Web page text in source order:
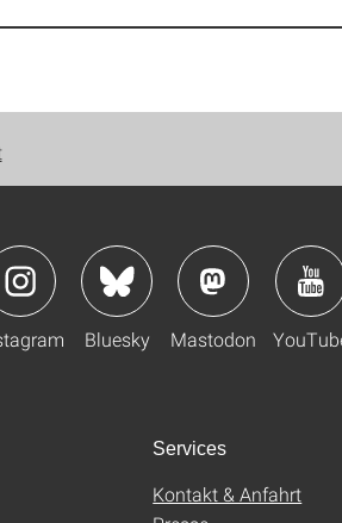
Bluesky Mastodon
Services
Kontakt & Anfahrt